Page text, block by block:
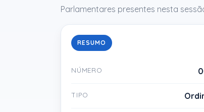
Parlamentares presentes nesta
RESUMO
NÚMERO
TIPO